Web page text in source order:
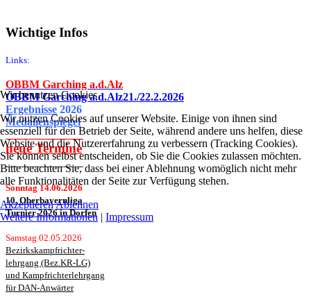
Wichtige Infos
Links:
OBBM Garching a.d.Alz
OBBM Garching a.d.Alz21./22.2.2026
Ergebnisse 2026
Medalienspiegel
______________
neueTermine
________________
Sonntag 14.06.2026
10. Oberbayernliga
Turnier 2026 in Dorfen
Samstag 02.05.2026
Bezirkskampfrichter-
lehrgang (Bez.KR-LG)
und Kampfrichterlehrgang
für DAN-Anwärter
Wir benutzen Cookies
Wir nutzen Cookies auf unserer Website. Einige von ihnen sind
essenziell für den Betrieb der Seite, während andere uns helfen, diese
Website und die Nutzererfahrung zu verbessern (Tracking Cookies).
Sie können selbst entscheiden, ob Sie die Cookies zulassen möchten.
Bitte beachten Sie, dass bei einer Ablehnung womöglich nicht mehr
alle Funktionalitäten der Seite zur Verfügung stehen.
AkzeptierenAblehnen
Weitere Informationen | Impressum